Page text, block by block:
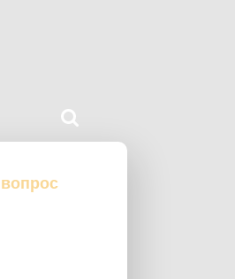
сайте